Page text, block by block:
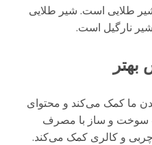
طلایی است. شیر طلایی
نارگیل است.
ما کمک می‌کند و محتوای
سوخت و ساز با مصرف
و کالری کمک می‌کند.